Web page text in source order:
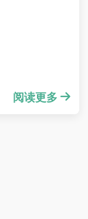
阅读更多